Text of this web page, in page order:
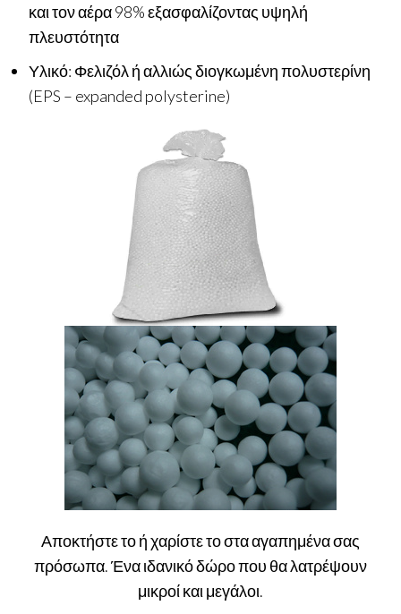
και τον αέρα 98% εξασφαλίζοντας υψηλή
πλευστότητα
Υλικό: Φελιζόλ ή αλλιώς διογκωμένη πολυστερίνη
(EPS – expanded polysterine)
Αποκτήστε το ή χαρίστε το στα αγαπημένα σας
πρόσωπα. Ένα ιδανικό δώρο που θα λατρέψουν
μικροί και μεγάλοι.